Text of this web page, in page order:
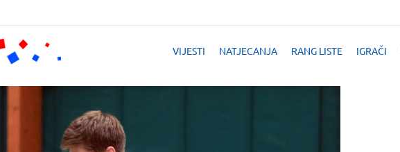
VIJESTI NATJECANJA RANG LISTE IGRAČI